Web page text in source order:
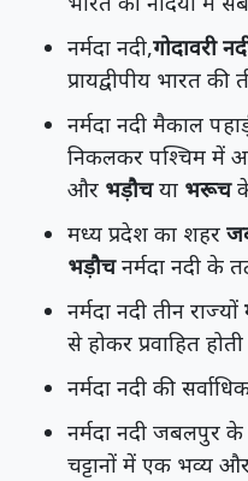
नर्मदा नदी,गोदावरी
प्रायद्वीपीय भारत
नर्मदा नदी मैकाल
निकलकर पश्चिम में
और भड़ौचया भरूचके
मध्य प्रदेश का शहर
भड़ौचनर्मदा नदी के
नर्मदा नदी तीन राज्यों
से होकर प्रवाहित
नर्मदा नदी की
नर्मदा नदी जबलपुर
चट्टानों में एक भव्य